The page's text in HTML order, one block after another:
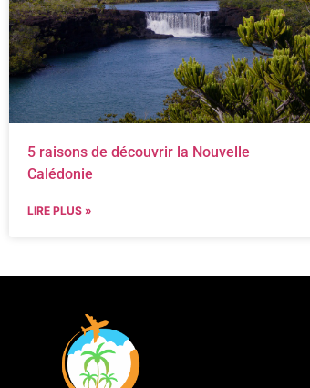
5 raisons de découvrir la Nouvelle
Calédonie
LIRE PLUS »